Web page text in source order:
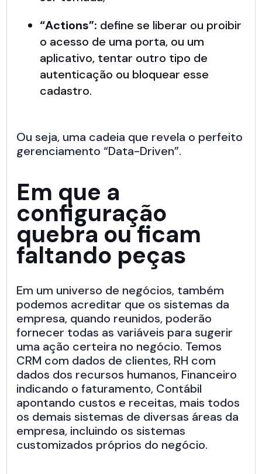
“Actions”: define se liberar ou proibir
o acesso de uma porta, ou um
aplicativo, tentar outro tipo de
autenticação ou bloquear esse
cadastro.
Ou seja, uma cadeia que revela o perfeito
gerenciamento “Data-Driven”.
Em que a
configuração
quebra ou ficam
faltando peças
Em um universo de negócios, também
podemos acreditar que os sistemas da
empresa, quando reunidos, poderão
fornecer todas as variáveis para sugerir
uma ação certeira no negócio. Temos
CRM com dados de clientes, RH com
dados dos recursos humanos, Financeiro
indicando o faturamento, Contábil
apontando custos e receitas, mais todos
os demais sistemas de diversas áreas da
empresa, incluindo os sistemas
customizados próprios do negócio.